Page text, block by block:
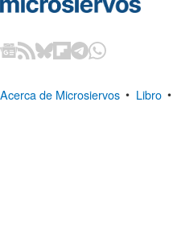
Acerca de Microsiervos • Libro •